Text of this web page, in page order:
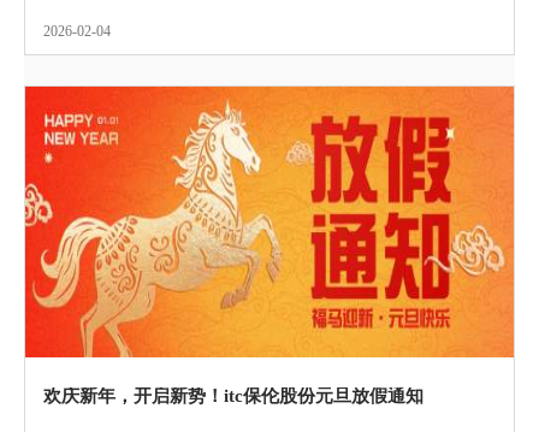
2026-02-04
欢庆新年，开启新势！itc保伦股份元旦放假通知